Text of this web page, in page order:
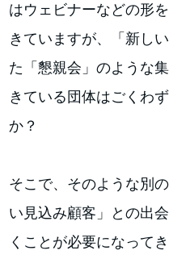
はウェビナーなどの形
きていますが、「新し
た「懇親会」のような
きている団体はごくわ
か？
そこで、そのような別
い見込み顧客」との出
くことが必要になって